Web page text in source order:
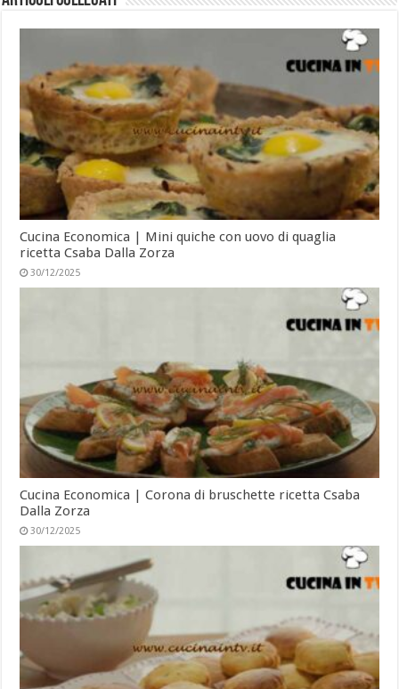
Cucina Economica | Mini quiche con uovo di quaglia
ricetta Csaba Dalla Zorza
30/12/2025
Cucina Economica | Corona di bruschette ricetta Csaba
Dalla Zorza
30/12/2025